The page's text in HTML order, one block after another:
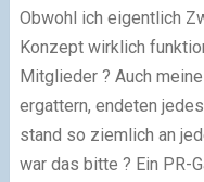
Obwohl ich eigentlich
Konzept wirklich
Mitglieder ? Auch
ergattern, endeten
stand so ziemlich an
war das bitte ? Ein PR-